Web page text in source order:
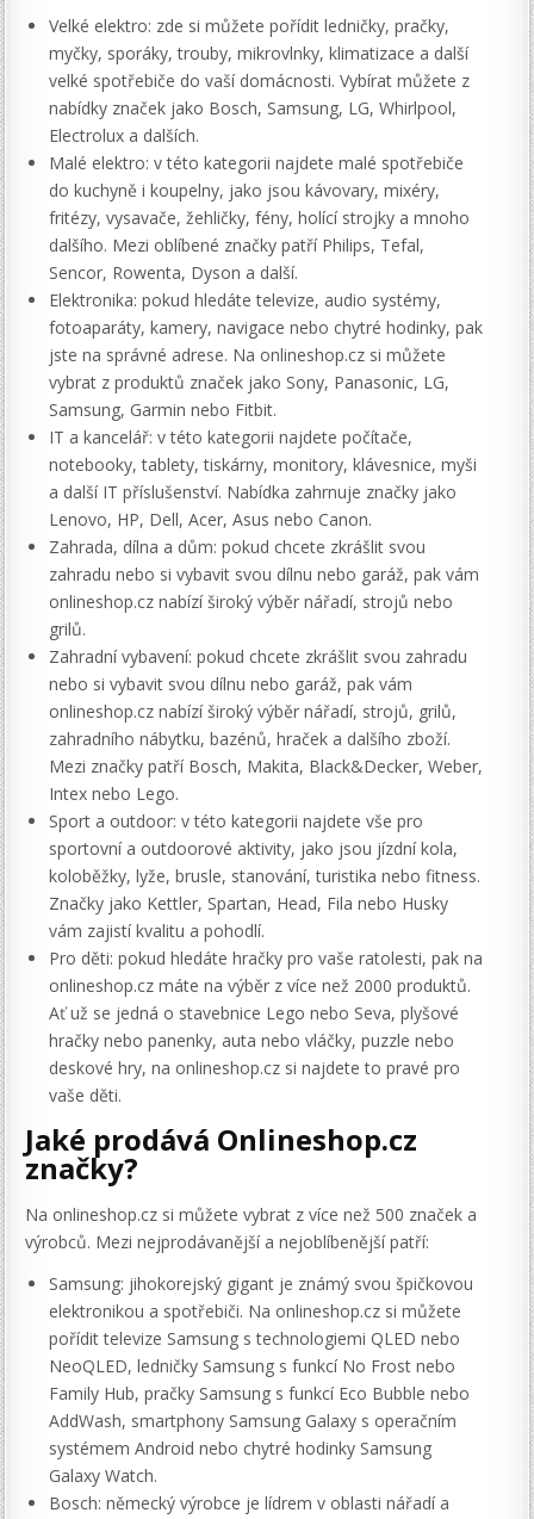
Velké elektro: zde si můžete pořídit ledničky, pračky,
myčky, sporáky, trouby, mikrovlnky, klimatizace a další
velké spotřebiče do vaší domácnosti. Vybírat můžete z
nabídky značek jako Bosch, Samsung, LG, Whirlpool,
Electrolux a dalších.
Malé elektro: v této kategorii najdete malé spotřebiče
do kuchyně i koupelny, jako jsou kávovary, mixéry,
fritézy, vysavače, žehličky, fény, holící strojky a mnoho
dalšího. Mezi oblíbené značky patří Philips, Tefal,
Sencor, Rowenta, Dyson a další.
Elektronika: pokud hledáte televize, audio systémy,
fotoaparáty, kamery, navigace nebo chytré hodinky, pak
jste na správné adrese. Na onlineshop.cz si můžete
vybrat z produktů značek jako Sony, Panasonic, LG,
Samsung, Garmin nebo Fitbit.
IT a kancelář: v této kategorii najdete počítače,
notebooky, tablety, tiskárny, monitory, klávesnice, myši
a další IT příslušenství. Nabídka zahrnuje značky jako
Lenovo, HP, Dell, Acer, Asus nebo Canon.
Zahrada, dílna a dům: pokud chcete zkrášlit svou
zahradu nebo si vybavit svou dílnu nebo garáž, pak vám
onlineshop.cz nabízí široký výběr nářadí, strojů nebo
grilů.
Zahradní vybavení: pokud chcete zkrášlit svou zahradu
nebo si vybavit svou dílnu nebo garáž, pak vám
onlineshop.cz nabízí široký výběr nářadí, strojů, grilů,
zahradního nábytku, bazénů, hraček a dalšího zboží.
Mezi značky patří Bosch, Makita, Black&Decker, Weber,
Intex nebo Lego.
Sport a outdoor: v této kategorii najdete vše pro
sportovní a outdoorové aktivity, jako jsou jízdní kola,
koloběžky, lyže, brusle, stanování, turistika nebo fitness.
Značky jako Kettler, Spartan, Head, Fila nebo Husky
vám zajistí kvalitu a pohodlí.
Pro děti: pokud hledáte hračky pro vaše ratolesti, pak na
onlineshop.cz máte na výběr z více než 2000 produktů.
Ať už se jedná o stavebnice Lego nebo Seva, plyšové
hračky nebo panenky, auta nebo vláčky, puzzle nebo
deskové hry, na onlineshop.cz si najdete to pravé pro
vaše děti.
Jaké prodává Onlineshop.cz
značky?
Na onlineshop.cz si můžete vybrat z více než 500 značek a
výrobců. Mezi nejprodávanější a nejoblíbenější patří:
Samsung: jihokorejský gigant je známý svou špičkovou
elektronikou a spotřebiči. Na onlineshop.cz si můžete
pořídit televize Samsung s technologiemi QLED nebo
NeoQLED, ledničky Samsung s funkcí No Frost nebo
Family Hub, pračky Samsung s funkcí Eco Bubble nebo
AddWash, smartphony Samsung Galaxy s operačním
systémem Android nebo chytré hodinky Samsung
Galaxy Watch.
Bosch: německý výrobce je lídrem v oblasti nářadí a